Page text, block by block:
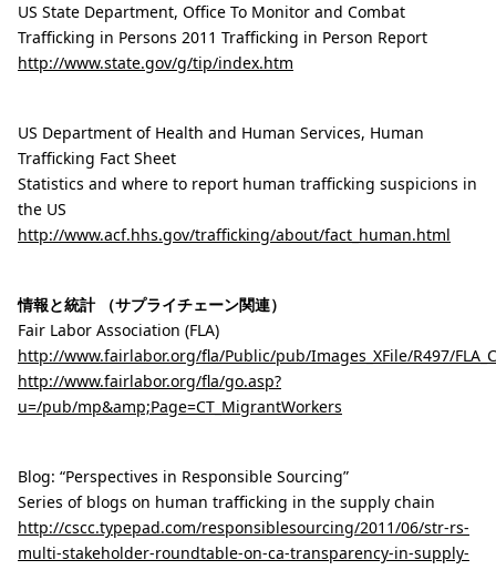
US State Department, Office To Monitor and Combat
Trafficking in Persons 2011 Trafficking in Person Report
http://www.state.gov/g/tip/index.htm
US Department of Health and Human Services, Human
Trafficking Fact Sheet
Statistics and where to report human trafficking suspicions in
the US
http://www.acf.hhs.gov/trafficking/about/fact_human.html
情報と統計 （サプライチェーン関連）
Fair Labor Association (FLA)
http://www.fairlabor.org/fla/Public/pub/Images_XFile/R497/
http://www.fairlabor.org/fla/go.asp?
u=/pub/mp&amp;Page=CT_MigrantWorkers
Blog: “Perspectives in Responsible Sourcing”
Series of blogs on human trafficking in the supply chain
http://cscc.typepad.com/responsiblesourcing/2011/06/str-rs-
multi-stakeholder-roundtable-on-ca-transparency-in-supply-